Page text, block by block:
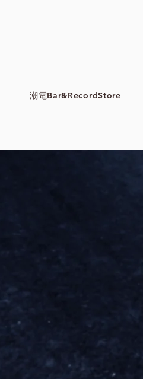
潮電Bar&RecordStore